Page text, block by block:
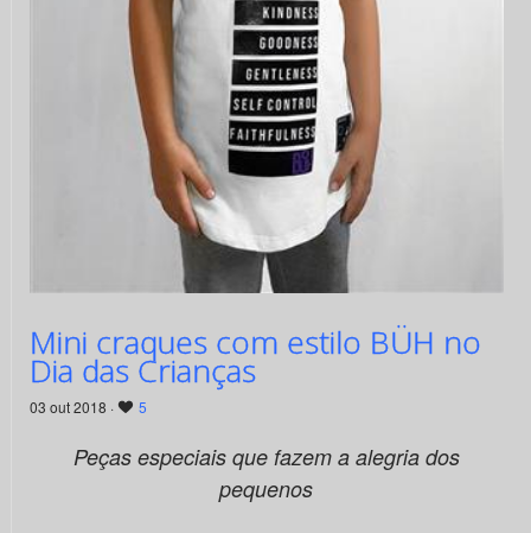
Mini craques com estilo BÜH no
Dia das Crianças
03 out 2018 · 5
Peças especiais que fazem a alegria dos
pequenos